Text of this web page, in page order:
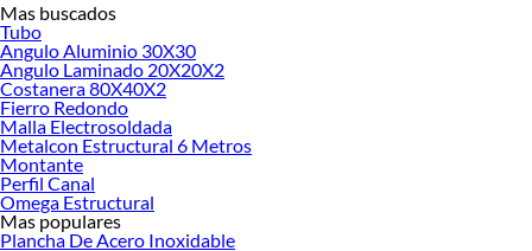
Losperfiles Metalconson elementos estructurales de acero galvanizado
conformado en frío, utilizados en sistemas de construcción liviana para
tabiques, cielos y estructuras metálicas. Son una excelente opción para fijar
paneles de yeso, madera u otros materiales si estás utilizando el sistema de
construcción en seco para armar muros de interiores, cielorrasos y otro tipo de
estructuras, como construir estanterías metálicas, conformar el esqueleto de
obras de arte o crear novedosos diseños de muebles.
Encuentra todo lo que necesitas en
Mas buscados
Tubo
Angulo Aluminio 30X30
Angulo Laminado 20X20X2
Costanera 80X40X2
Fierro Redondo
Malla Electrosoldada
Metalcon Estructural 6 Metros
Montante
Perfil Canal
Omega Estructural
Mas populares
Plancha De Acero Inoxidable